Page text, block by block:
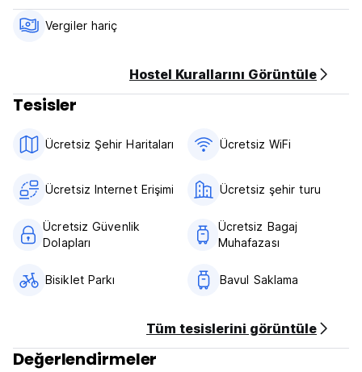
- Taksi hizmetleriyle iletişim
- Ortak oda
yardım (Auto-translated from original language)
Vergiler hariç
Hostel Kurallarını Görüntüle
Tesisler
Ücretsiz Şehir Haritaları Ücretsiz WiFi
Ücretsiz Internet Erişimi Ücretsiz şehir turu
Ücretsiz Güvenlik
Dolapları
Ücretsiz Bagaj
Muhafazası
Bisiklet Parkı Bavul Saklama
Tüm tesislerini görüntüle
Değerlendirmeler